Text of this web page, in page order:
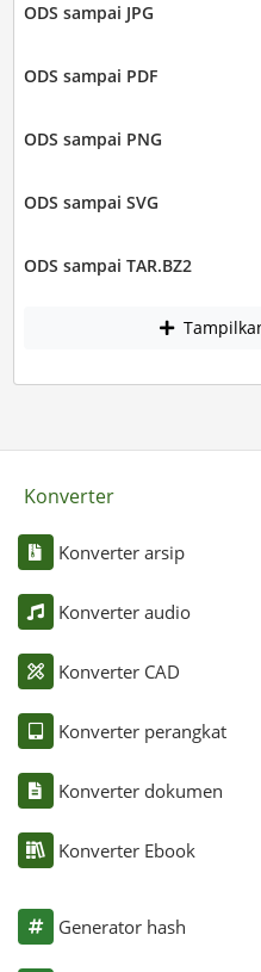
ODS sampai JPG
ODS sampai PDF
ODS sampai PNG
ODS sampai SVG
ODS sampai TAR.BZ2
Konverter
Konverter arsip
Konverter audio
Konverter CAD
Konverter perangkat
Konverter dokumen
Konverter Ebook
Generator hash